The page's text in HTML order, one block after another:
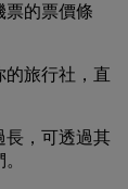
票的票價條
的旅行社，直
長，可透過其